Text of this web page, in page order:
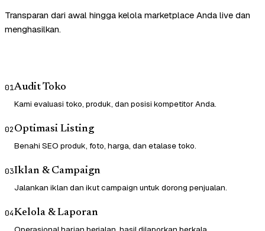
Transparan dari awal hingga kelola marketplace Anda live dan
menghasilkan.
01Audit Toko
Kami evaluasi toko, produk, dan posisi kompetitor Anda.
02Optimasi Listing
Benahi SEO produk, foto, harga, dan etalase toko.
03Iklan & Campaign
Jalankan iklan dan ikut campaign untuk dorong penjualan.
04Kelola & Laporan